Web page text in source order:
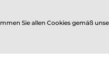
Sie allen Cookies gemäß